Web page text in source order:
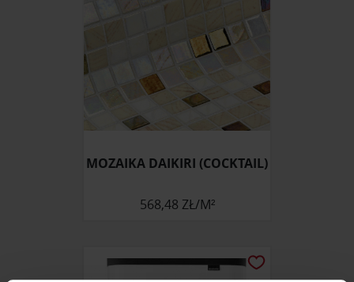
MOZAIKA DAIKIRI (COCKTAIL)
568,48 ZŁ/M²